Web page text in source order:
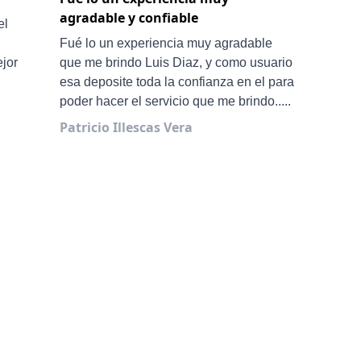
agradable y confiable
Fué lo un experiencia muy agradable
que me brindo Luis Diaz, y como usuario
esa deposite toda la confianza en el para
poder hacer el servicio que me brindo.....
Patricio Illescas Vera